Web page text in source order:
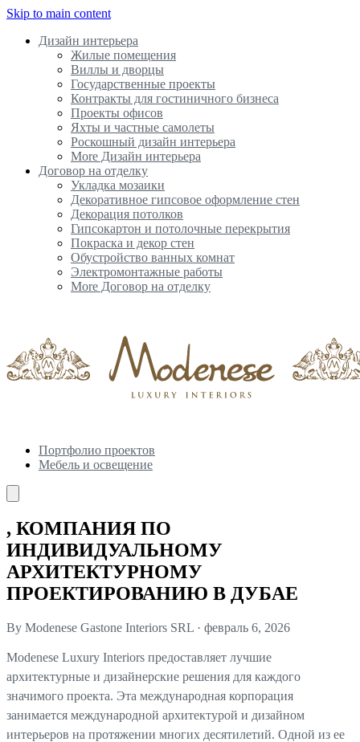
Skip to main content
Дизайн интерьера
Жилые помещения
Виллы и дворцы
Государственные проекты
Контракты для гостиничного бизнеса
Проекты офисов
Яхты и частные самолеты
Роскошный дизайн интерьера
More Дизайн интерьера
Договор на отделку
Укладка мозаики
Декоративное гипсовое оформление стен
Декорация потолков
Гипсокартон и потолочные перекрытия
Покраска и декор стен
Обустройство ванных комнат
Электромонтажные работы
More Договор на отделку
Портфолио проектов
Мебель и освещение
, КОМПАНИЯ ПО
ИНДИВИДУАЛЬНОМУ
АРХИТЕКТУРНОМУ
ПРОЕКТИРОВАНИЮ В ДУБАЕ
By Modenese Gastone Interiors SRL · февраль 6, 2026
Modenese Luxury Interiors предоставляет лучшие
архитектурные и дизайнерские решения для каждого
значимого проекта. Эта международная корпорация
занимается международной архитектурой и дизайном
интерьеров на протяжении многих десятилетий. Одной из ее